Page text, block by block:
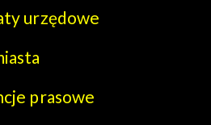
urzędowe
prasowe